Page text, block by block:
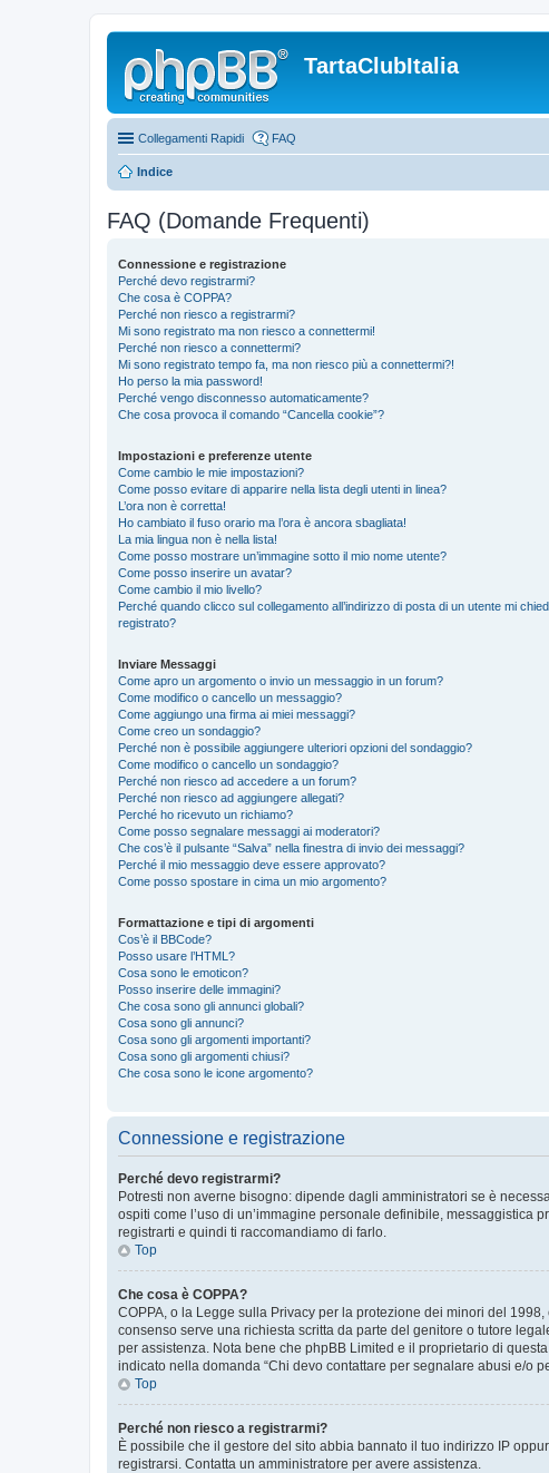
TartaClubItalia
Collegamenti Rapidi FAQ
Indice
FAQ (Domande Frequenti)
Connessione e registrazione
Perché devo registrarmi?
Che cosa è COPPA?
Perché non riesco a registrarmi?
Mi sono registrato ma non riesco a connettermi!
Perché non riesco a connettermi?
Mi sono registrato tempo fa, ma non riesco più a connettermi?!
Ho perso la mia password!
Perché vengo disconnesso automaticamente?
Che cosa provoca il comando “Cancella cookie”?
Impostazioni e preferenze utente
Come cambio le mie impostazioni?
Come posso evitare di apparire nella lista degli utenti in linea?
L’ora non è corretta!
Ho cambiato il fuso orario ma l’ora è ancora sbagliata!
La mia lingua non è nella lista!
Come posso mostrare un’immagine sotto il mio nome utente?
Come posso inserire un avatar?
Come cambio il mio livello?
Perché quando clicco sul collegamento all’indirizzo di posta di un utente mi
registrato?
Inviare Messaggi
Come apro un argomento o invio un messaggio in un forum?
Come modifico o cancello un messaggio?
Come aggiungo una firma ai miei messaggi?
Come creo un sondaggio?
Perché non è possibile aggiungere ulteriori opzioni del sondaggio?
Come modifico o cancello un sondaggio?
Perché non riesco ad accedere a un forum?
Perché non riesco ad aggiungere allegati?
Perché ho ricevuto un richiamo?
Come posso segnalare messaggi ai moderatori?
Che cos’è il pulsante “Salva” nella finestra di invio dei messaggi?
Perché il mio messaggio deve essere approvato?
Come posso spostare in cima un mio argomento?
Formattazione e tipi di argomenti
Cos’è il BBCode?
Posso usare l’HTML?
Cosa sono le emoticon?
Posso inserire delle immagini?
Che cosa sono gli annunci globali?
Cosa sono gli annunci?
Cosa sono gli argomenti importanti?
Cosa sono gli argomenti chiusi?
Che cosa sono le icone argomento?
Connessione e registrazione
Perché devo registrarmi?
Potresti non averne bisogno: dipende dagli amministratori se è
ospiti come l’uso di un’immagine personale definibile, messaggistica
registrarti e quindi ti raccomandiamo di farlo.
Top
Che cosa è COPPA?
COPPA, o la Legge sulla Privacy per la protezione dei minori del
consenso serve una richiesta scritta da parte del genitore o tutore
per assistenza. Nota bene che phpBB Limited e il proprietario di
indicato nella domanda “Chi devo contattare per segnalare abusi e/o
Top
Perché non riesco a registrarmi?
È possibile che il gestore del sito abbia bannato il tuo indirizzo IP
registrarsi. Contatta un amministratore per avere assistenza.